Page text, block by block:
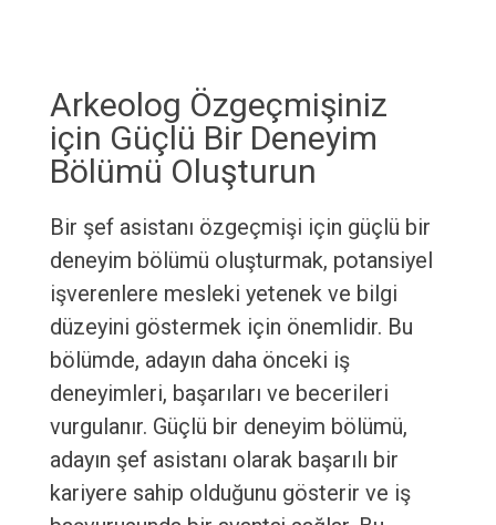
Arkeolog Özgeçmişiniz
için Güçlü Bir Deneyim
Bölümü Oluşturun
Bir şef asistanı özgeçmişi için güçlü bir
deneyim bölümü oluşturmak, potansiyel
işverenlere mesleki yetenek ve bilgi
düzeyini göstermek için önemlidir. Bu
bölümde, adayın daha önceki iş
deneyimleri, başarıları ve becerileri
vurgulanır. Güçlü bir deneyim bölümü,
adayın şef asistanı olarak başarılı bir
kariyere sahip olduğunu gösterir ve iş